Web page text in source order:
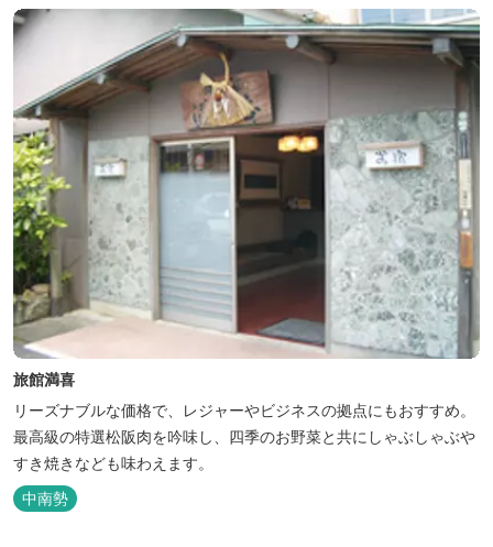
旅館満喜
リーズナブルな価格で、レジャーやビジネスの拠点にもおすすめ。
最高級の特選松阪肉を吟味し、四季のお野菜と共にしゃぶしゃぶや
すき焼きなども味わえます。
中南勢